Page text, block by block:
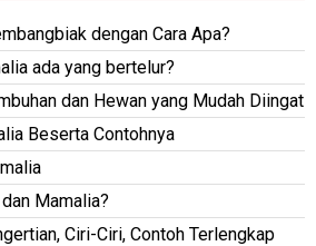
dengan Cara Apa?
ada yang bertelur?
dan Hewan yang Mudah Diingat
Beserta Contohnya
Mamalia?
Ciri-Ciri, Contoh Terlengkap